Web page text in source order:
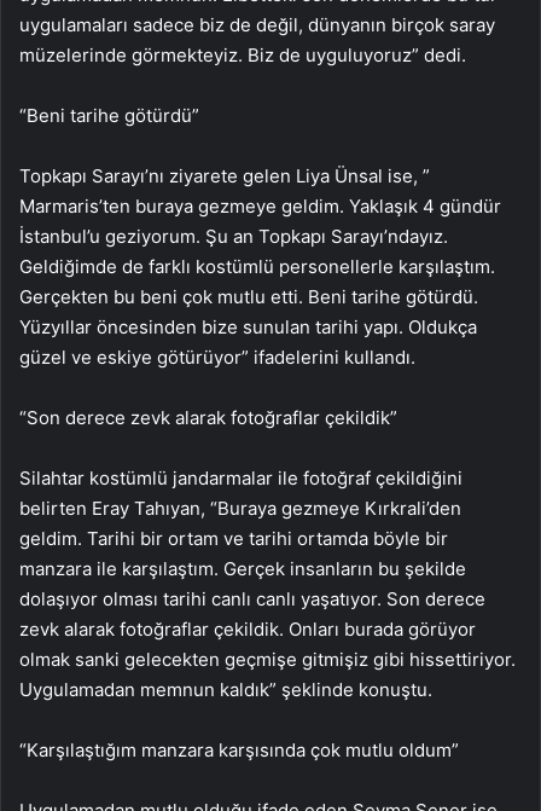
uygulamaları sadece biz de değil, dünyanın birçok saray
müzelerinde görmekteyiz. Biz de uyguluyoruz” dedi.
“Beni tarihe götürdü”
Topkapı Sarayı’nı ziyarete gelen Liya Ünsal ise, ”
Marmaris’ten buraya gezmeye geldim. Yaklaşık 4 gündür
İstanbul’u geziyorum. Şu an Topkapı Sarayı’ndayız.
Geldiğimde de farklı kostümlü personellerle karşılaştım.
Gerçekten bu beni çok mutlu etti. Beni tarihe götürdü.
Yüzyıllar öncesinden bize sunulan tarihi yapı. Oldukça
güzel ve eskiye götürüyor” ifadelerini kullandı.
“Son derece zevk alarak fotoğraflar çekildik”
Silahtar kostümlü jandarmalar ile fotoğraf çekildiğini
belirten Eray Tahıyan, “Buraya gezmeye Kırkrali’den
geldim. Tarihi bir ortam ve tarihi ortamda böyle bir
manzara ile karşılaştım. Gerçek insanların bu şekilde
dolaşıyor olması tarihi canlı canlı yaşatıyor. Son derece
zevk alarak fotoğraflar çekildik. Onları burada görüyor
olmak sanki gelecekten geçmişe gitmişiz gibi hissettiriyor.
Uygulamadan memnun kaldık” şeklinde konuştu.
“Karşılaştığım manzara karşısında çok mutlu oldum”